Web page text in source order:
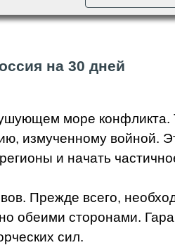
на 30 дней
море конфликта.
измученному войной.
и начать
Прежде всего,
обеими сторонами.
сил.